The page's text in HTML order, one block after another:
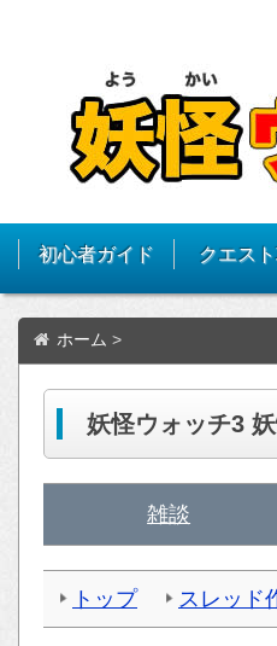
初心者ガイド クエス
ホーム >
妖怪ウォッチ3
雑談
トップ スレッド